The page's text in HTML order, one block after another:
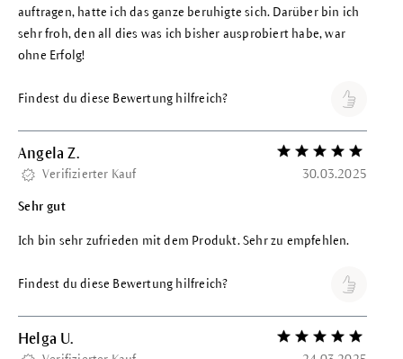
auftragen, hatte ich das ganze beruhigte sich. Darüber bin ich
sehr froh, den all dies was ich bisher ausprobiert habe, war
ohne Erfolg!
Findest du diese Bewertung hilfreich?
Angela Z. Bewertung mit 5
Verifizierter Kauf 30.03.2025
Sehr gut
Ich bin sehr zufrieden mit dem Produkt. Sehr zu empfehlen.
Findest du diese Bewertung hilfreich?
Helga U. Bewertung mit 5